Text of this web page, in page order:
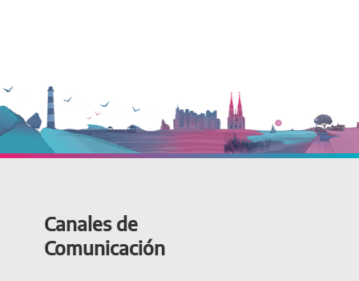
Canales de
Comunicación